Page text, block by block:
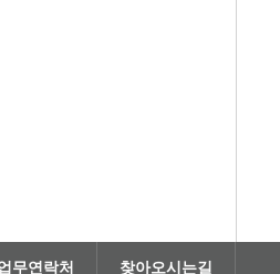
무연락처 찾아오시는길